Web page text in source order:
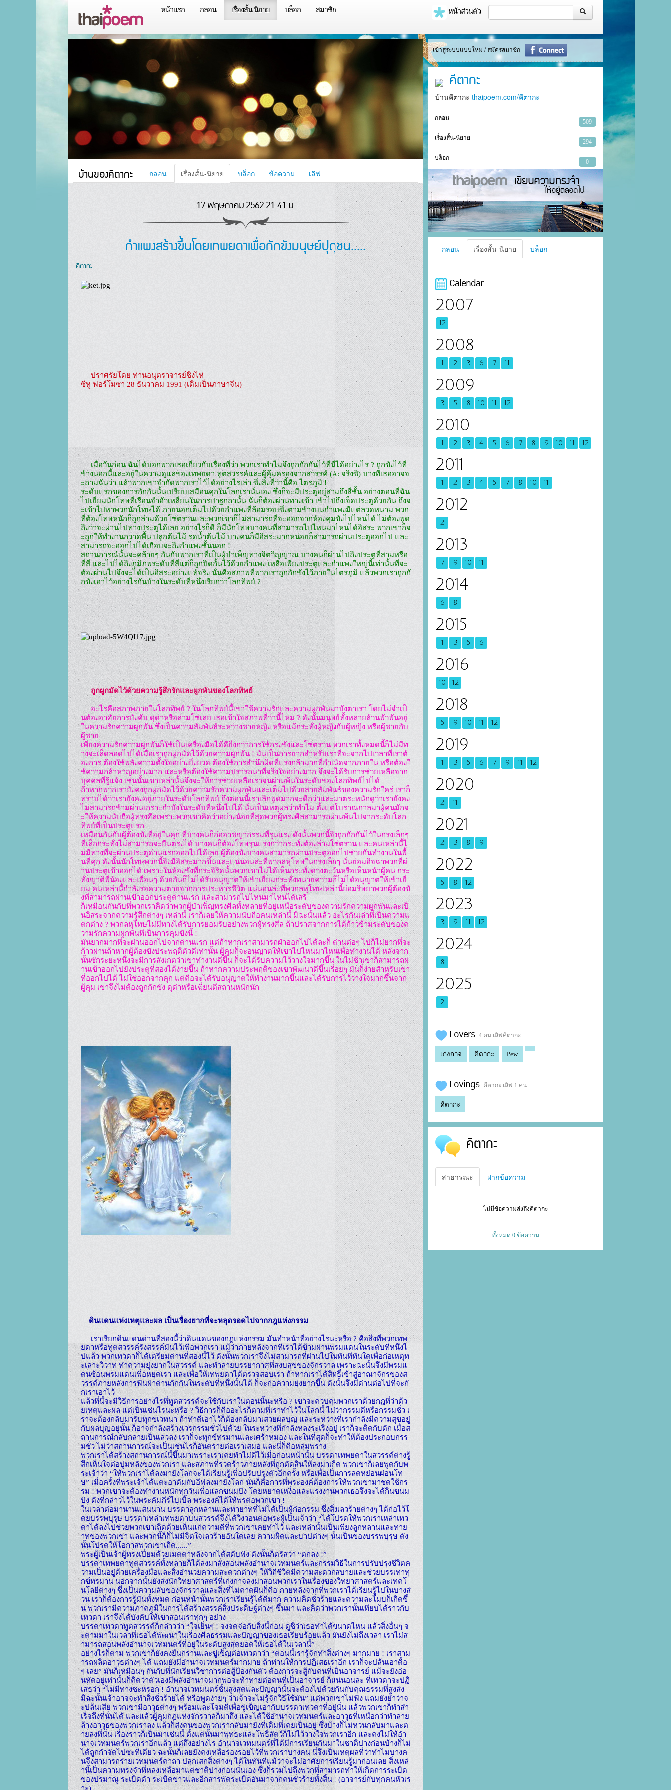
หน้าแรก กลอน เรื่องสั้น นิยาย บล็อก สมาชิก หน้าส่วนตัว
บ้านของคีตากะ กลอน เรื่องสั้น-นิยาย บล็อก ข้อความ เลิฟ
17 พฤษภาคม 2562 21:41 น.
กำแพงสร้างขึ้นโดยเทพยดาเพื่อกักขังมนุษย์ปุถุชน.....
คีตากะ
     ปราศรัยโดย ท่านอนุตราจารย์ชิงไห่
ซีหู ฟอร์โมซา 28 ธันวาคม 1991 (เดิมเป็นภาษาจีน)
     เมื่อวันก่อน ฉันได้บอกพวกเธอเกี่ยวกับเรื่องที่ว่า พวกเราทำไมจึงถูกกักกันไว้ที่นี่ได้อย่างไร ? ถูกขังไว้ที่
ข้างนอกนี้และอยู่ในความดูแลของเทพยดา ทูตสวรรค์และผู้คุ้มครองจากสวรรค์ (A: จริงซิ) บางทีเธออาจจ
ะถามฉันว่า แล้วพวกเขาจำกัดพวกเราไว้ได้อย่างไรเล่า ซึ่งสิ่งที่ว่านี้คือ ไตรภูมิ !
ระดับแรกของการกักกันนั้นเปรียบเสมือนคุกในโลกเรานั่นเอง ซึ่งก็จะมีประตูอยู่สามถึงสี่ชั้น อย่างตอนที่ฉัน
ไปเยี่ยมนักโทษที่เรือนจำฮัวเหลี่ยนในการปาฐกถานั้น ฉันก็ต้องผ่านทางเข้า เข้าไปถึงเจ็ดประตูด้วยกัน ถึงจ
ะเข้าไปหาพวกนักโทษได้ ภายนอกเต็มไปด้วยกำแพงที่ล้อมรอบซึ่งตามข้างบนกำแพงมีแต่ลวดหนาม พวก
ที่ต้องโทษหนักก็ถูกล่ามด้วยโซ่ตรวนและพวกเขาก็ไม่สามารถที่จะออกจากห้องคุมขังไปไหนได้ ไม่ต้องพูด
ถึงว่าจะผ่านไปทางประตูได้เลย อย่างไรก็ดี ก็มีนักโทษบางคนที่สามารถไปไหนมาไหนได้อิสระ พวกเขาก็จ
ะถูกให้ทำงานกวาดพื้น ปลูกต้นไม้ รดน้ำต้นไม้ บางคนก็มีอิสระมากหน่อยก็สามารถผ่านประตูออกไป และ
สามารถจะออกไปได้เกือบจะถึงกำแพงชั้นนอก !
สถานการณ์นั้นจะคล้ายๆ กันกับพวกเราที่เป็นผู้บำเพ็ญทางจิตวิญญาณ บางคนก็ผ่านไปถึงประตูที่สามหรือ
ที่สี่ และไปได้ถึงภูมิภพระดับที่สี่แต่ก็ถูกปิดกั้นไว้ด้วยกำแพง เหลือเพียงประตูและกำแพงใหญ่นี้เท่านั้นที่จะ
ต้องผ่านไปจึงจะได้เป็นอิสระอย่างแท้จริง นั่นคือสภาพที่พวกเราถูกกักขังไว้ภายในไตรภูมิ แล้วพวกเราถูกกั
     ถูกผูกมัดไว้ด้วยความรู้สึกรักและผูกพันของโลกทิพย์
     อะไรคือสภาพภายในโลกทิพย์ ? ในโลกทิพย์นี้เขาใช้ความรักและความผูกพันมาบังตาเรา โดยไม่จำเป็
นต้องอาศัยการบังคับ ดุด่าหรือล่ามโซ่เลย เธอเข้าใจสภาพที่ว่านี้ไหม ? ดังนั้นมนุษย์ทั้งหลายล้วนพัวพันอยู่
ในความรักความผูกพัน ซึ่งเป็นความสัมพันธ์ระหว่างชายหญิง หรือแม้กระทั่งผู้หญิงกับผู้หญิง หรือผู้ชายกับ
ผู้ชาย
เพียงความรักความผูกพันก็ใช้เป็นเครื่องมือได้ดียิ่งกว่าการใช้กรงขังและโซ่ตรวน พวกเราทั้งหมดนี้ก็ไม่มีท
างจะเล็ดลอดไปได้เมื่อเราถูกผูกมัดไว้ด้วยความผูกพัน ! มันเป็นการยากสำหรับเราที่จะจากไปเวลาที่เราต้
องการ ต้องใช้พลังความตั้งใจอย่างยิ่งยวด ต้องใช้การสำนึกผิดที่แรงกล้ามากที่กำเนิดจากภายใน หรือต้องใ
ช้ความกล้าหาญอย่างมาก และหรือต้องใช้ความปรารถนาที่จริงใจอย่างมาก จึงจะได้รับการช่วยเหลือจาก
บุคคลที่รู้แจ้ง เช่นนั้นเขาเหล่านั้นจึงจะให้การช่วยเหลือเราจนผ่านพ้นในระดับของโลกทิพย์ไปได้
ถ้าหากพวกเรายังคงถูกผูกมัดไว้ด้วยความรักความผูกพันและเต็มไปด้วยสายสัมพันธ์ของความรักใคร่ เราก็
ทราบได้ว่าเรายังคงอยู่ภายในระดับโลกทิพย์ ถึงตอนนี้เราเลิกพูดมากจะดีกว่าและมาตระหนักดูว่าเรายังคง
ไม่สามารถข้ามผ่านเกราะกำบังในระดับที่หนึ่งไปได้ นั่นเป็นเหตุผลว่าทำไม ตั้งแต่โบราณกาลมาผู้คนมักจ
ะให้ความนับถือผู้ทรงศีลเพราะพวกเขาคิดว่าอย่างน้อยที่สุดพวกผู้ทรงศีลสามารถผ่านพ้นไปจากระดับโลก
ทิพย์ที่เป็นประตูแรก
เหมือนกันกับผู้ต้องขังที่อยู่ในคุก ที่บางคนก็ก่ออาชญากรรมที่รุนแรง ดังนั้นพวกนี้จึงถูกกักกันไว้ในกรงเล็กๆ
ที่เล็กกระทั่งไม่สามารถจะยืนตรงได้ บางคนก็ต้องโทษรุนแรงกว่ากระทั่งต้องล่ามโซ่ตรวน และคนเหล่านี้ไ
ม่มีทางที่จะผ่านประตูด่านแรกออกไปได้เลย ผู้ต้องขังบางคนสามารถผ่านประตูออกไปช่วยกันทำงานในพื้
นที่คุก ดังนั้นนักโทษพวกนี้จึงมีอิสระมากขึ้นและแน่นอนล่ะที่พวกลหุโทษในกรงเล็กๆ นั่นย่อมอิจฉาพวกที่ผ่
านประตูเข้าออกได้ เพราะในห้องขังที่กระจิริดนั้นพวกเขาไม่ได้เห็นกระทั่งดวงตะวันหรือเห็นหน้าผู้คน กระ
ทั่งญาติพี่น้องและเพื่อนๆ ด้วยกันก็ไม่ได้รับอนุญาตให้เข้าเยี่ยมกระทั่งทนายความก็ไม่ได้อนุญาตให้เข้าเยี่
ยม คนเหล่านี้กำลังรอความตายจากการประหารชีวิต แน่นอนล่ะที่พวกลหุโทษเหล่านี้ย่อมริษยาพวกผู้ต้องขั
งที่สามารถผ่านเข้าออกประตูด่านแรก และสามารถไปไหนมาไหนได้เสรี
ก็เหมือนกันกับที่พวกเราคิดว่าพวกผู้บำเพ็ญทรงศีลทั้งหลายที่อยู่เหนือระดับของความรักความผูกพันและเป็
นอิสระจากความรู้สึกต่างๆ เหล่านี้ เราก็เลยให้ความนับถือคนเหล่านี้ มิฉะนั้นแล้ว อะไรกันเล่าที่เป็นความแ
ตกต่าง ? พวกลหุโทษไม่มีทางได้รับการยอมรับอย่างพวกผู้ทรงศีล ถ้าปราศจากการได้ก้าวข้ามระดับของค
วามรักความผูกพันทีเป็นการคุมขังนี้ !
มันยากมากที่จะผ่านออกไปจากด่านแรก แต่ถ้าหากเราสามารถฝ่าออกไปได้ละก็ ด่านต่อๆ ไปก็ไม่ยากที่จะ
ก้าวผ่านถ้าหากผู้ต้องขังประพฤติตัวดีเท่านั้น ผู้คุมก็จะอนุญาตให้เขาไปไหนมาไหนเพื่อทำงานได้ หลังจาก
นั้นซักระยะหนึ่งจะมีการสังเกตว่าเขาทำงานดีขึ้น ก็จะได้รับความไว้วางใจมากขึ้น ในไม่ช้าเขาก็สามารถผ่
านเข้าออกไปยังประตูที่สองได้ง่ายขึ้น ถ้าหากความประพฤติของเขาพัฒนาดีขึ้นเรื่อยๆ มันก็ง่ายสำหรับเขา
ที่ออกไปได้ ไม่ใช่ออกจากคุก แต่คือจะได้รับอนุญาตให้ทำงานมากขึ้นและได้รับการไว้วางใจมากขึ้นจาก
    ดินแดนแห่งเหตุและผล เป็นเรื่องยากที่จะหลุดรอดไปจากกฎแห่งกรรม
     เราเรียกดินแดนด่านที่สองนี้ว่าดินแดนของกฎแห่งกรรม มันทำหน้าที่อย่างไรนะหรือ ? คือสิ่งที่พวกเทพยดาหรือทูตสวรรค์รังสรรค์มันไว้เพื่อพวกเรา แม้ว่าภายหลังจากที่เราได้ข้ามผ่านพรมแดนในระดับที่หนึ่งไปแล้ว พวกเทวดาก็ได้เตรียมด่านที่สองนี้ไว้ ดังนั้นพวกเราจึงไม่สามารถที่ผ่านไปในทันทีทันใดเพื่อก่อเหตุทะเลาะวิวาท ทำความยุ่งยากในสวรรค์ และทำลายบรรยากาศที่สงบสุขของจักรวาล เพราะฉะนั้นจึงมีพรมแดนซ้อนพรมแดนเพื่อหยุดเรา และเพื่อให้เทพยดาได้ตรวจสอบเรา ถ้าหากเราได้สิทธิ์เข้าสู่อาณาจักรของสวรรค์ภายหลังการฟันฝ่าด่านกักกันในระดับที่หนึ่งนั้นได้ ก็จะก่อความยุ่งยากขึ้น ดังนั้นจึงมีด่านต่อไปที่จะกักเราเอาไว้
แล้วที่นี้จะมีวิธีการอย่างไรที่ทูตสวรรค์จะใช้กับเราในตอนนี้นะหรือ ? เขาจะควบคุมพวกเราด้วยกฎที่ว่าด้วยเหตุและผล แต่เป็นเช่นไรนะหรือ ? วิธีการก็คืออะไรก็ตามที่เราทำไว้ในโลกนี้ ไม่ว่ากรรมดีหรือกรรมชั่ว เราจะต้องกลับมารับทุกขเวทนา ถ้าทำดีเอาไว้ก็ต้องกลับมาเสวยผลบุญ และระหว่างที่เรากำลังมีความสุขอยู่กับผลบุญอยู่นั้น ก็อาจกำลังสร้างเวรกรรมชั่วไปด้วย ในระหว่างที่กำลังหลงระเริงอยู่ เราก็จะติดกับดัก เมื่อสถานการณ์กลับกลายเป็นเลวลง เราก็จะทุกข์ทรมานและเศร้าหมอง และในที่สุดก็จะทำให้ต้องประกอบกรรมชั่ว ไม่ว่าสถานการณ์จะเป็นเช่นไรก็อันตรายต่อเราเสมอ และนี่ก็คือหลุมพราง
พวกเราได้สร้างสถานการณ์นี้ขึ้นมาเพราะเราเคยทำไม่ดีไว้เมื่อก่อนหน้านั้น บรรดาเทพยดาในสวรรค์ต่างรู้สึกเห็นใจต่อปูมหลังของพวกเรา และสภาพที่รวดร้าวภายหลังที่ถูกตัดสินให้ลงมาเกิด พวกเขาก็เลยพูดกับพระเจ้าว่า “ให้พวกเราได้ลงมายังโลกจะได้เรียนรู้เพื่อปรับปรุงตัวอีกครั้ง หรือเพื่อเป็นการลดหย่อนผ่อนโทษ” เมื่อครั้งที่พระเจ้าได้แตะอาดัมกับอีฟลงมายังโลก นั่นก็คือการที่พระองค์ต้องการให้พวกเขามาชดใช้กรรม ! พวกเขาจะต้องทำงานหนักทุกวันเพื่อแลกขนมปัง โดยหยาดเหงื่อและแรงงานพวกเธอจึงจะได้กินขนมปัง ดังที่กล่าวไว้ในพระคัมภีร์ไบเบิ้ล พระองค์ได้ให้พรต่อพวกเขา !
ในเวลาต่อมานานแสนนาน บรรดาลูกหลานและทายาทที่ไม่ได้เป็นผู้ก่อกรรม ซึ่งสิ่งเลวร้ายต่างๆ ได้ก่อไว้โดยบรรพบุรุษ บรรดาเหล่าเทพยดาบนสวรรค์จึงได้วิงวอนต่อพระผู้เป็นเจ้าว่า “ได้โปรดให้พวกเราเหล่าเทวดาได้ลงไปช่วยพวกเขาเถิดด้วยเห็นแก่ความดีที่พวกเขาเคยทำไว้ และเหล่านั้นเป็นเพียงลูกหลานและทายาทของพวกเขา และพวกนี้ก็ก็ไม่มีจิตใจเลวร้ายอันใดเลย ความผิดและบาปต่างๆ นั้นเป็นของบรรพบุรุษ ดังนั้นโปรดให้โอกาสพวกเขาเถิด......”
พระผู้เป็นเจ้าผู้ทรงเปี่ยมด้วยเมตตาหลังจากได้สดับฟัง ดังนั้นก็ตรัสว่า “ตกลง !”
บรรดาเทพยดาทูตสวรรค์ทั้งหลายก็ได้ลงมาสั่งสอนพลังอำนาจเวทมนตร์และกรรมวิธีในการปรับปรุงชีวิตความเป็นอยู่ด้วยเครื่องมือและสิ่งอำนวยความสะดวกต่างๆ ให้วิถีชีวิตมีความสะดวกสบายและช่วยบรรเทาทุกข์ทรมาน นอกจากนั้นยังส่งนักวิทยาศาสตร์ที่เก่งกาจลงมาสอนพวกเราในเรื่องของวิทยาศาสตร์และเทคโนโลยีต่างๆ ซึ่งเป็นความลับของจักรวาลและสิ่งที่ไม่คาดฝันก็คือ ภายหลังจากที่พวกเราได้เรียนรู้ไปในบางส่วน เราก็ต้องการรู้มันทั้งหมด ก่อนหน้านั้นพวกเราเรียนรู้ได้ดีมาก ความคิดชั่วร้ายและความละโมบก็เกิดขึ้น พวกเรามีความภาคภูมิในการได้สร้างสรรค์สิ่งประดิษฐ์ต่างๆ ขึ้นมา และคิดว่าพวกเรานั้นเทียบได้ราวกับเทวดา เราจึงได้บังคับให้เขาสอนเราทุกๆ อย่าง
บรรดาเทวดาทูตสวรรค์ก็กล่าวว่า “ใจเย็นๆ ! จงจดจ่อกับสิ่งนี้ก่อน ดูซิว่าเธอทำได้ขนาดไหน แล้วสิ่งอื่นๆ จะตามมาในเวลาที่เธอได้พัฒนาในเรื่องศีลธรรมและปัญญาของเธอเรียบร้อยแล้ว มันยังไม่ถึงเวลา เราไม่สามารถสอนพลังอำนาจเวทมนตร์ที่อยู่ในระดับสูงสุดยอดให้เธอได้ในเวลานี้”
อย่างไรก็ตาม พวกเขาก็ยังคงยืนกรานและขู่เข็ญต่อเทวดาว่า “ตอนนี้เรารู้จักทำสิ่งต่างๆ มากมาย ! เราสามารถผลิตอาวุธต่างๆ ได้ แถมยังมีอำนาจเวทมนตร์มากมาย ถ้าท่านให้การปฏิเสธเราอีก เราก็จะปล้นเอาดื้อๆ เลย” มันก็เหมือนๆ กันกับที่นักเรียนวิชาการต่อสู้ป้องกันตัว ต้องการจะสู้กับคนที่เป็นอาจารย์ แม้จะยังอ่อนหัดอยู่เท่านั้นก็คิดว่าตัวเองมีพลังอำนาจมากพอจะท้าทายต่อคนที่เป็นอาจารย์ ก็แน่นอนละ ที่เทวดาจะปฏิเสธว่า “ไม่มีทางซะหรอก ! อำนาจเวทมนตร์ชั้นสูงสุดและปัญญานั้นจะต้องไปด้วยกันกับคุณธรรมที่สูงส่ง มิฉะนั้นเจ้าอาจจะทำสิ่งชั่วร้ายได้ หรือพูดง่ายๆ ว่าเจ้าจะไม่รู้จักวิธีใช้มัน” แต่พวกเขาไม่ฟัง แถมยังย้ำว่าจะปล้นเสีย พวกเขามีอาวุธต่างๆ พร้อมและโจมตีเพื่อขู่เข็ญเอากับบรรดาเทวดาที่อยู่นั่น แล้วพวกเขาก็ทำสำเร็จถึงที่นั่นได้ และแล้วผู้คุมกฎแห่งจักรวาลก็มาถึง และได้ใช้อำนาจเวทมนตร์และอาวุธที่เหนือกว่าทำลายล้างอาวุธของพวกเราลง แล้วก็ส่งคนของพวกเรากลับมายังที่เดิมที่เคยเป็นอยู่ ซึ่งบ้างก็ไม่หวนกลับมาและตายลงที่นั่น เรื่องราวก็เป็นมาเช่นนี้ ตั้งแต่นั้นมาพุทธะและโพธิสัตว์ก็ไม่ไว้วางใจพวกเราอีก และคงไม่ให้อำนาจเวทมนตร์พวกเราอีกแล้ว แต่ถึงอย่างไร อำนาจเวทมนตร์ที่ได้มีการเรียนกันมาในชาติปางก่อนบ้างก็ไม่ได้ถูกกำจัดไปซะทีเดียว ฉะนั้นก็เลยยังคงเหลือร่องรอยไว้ที่พวกเราบางคน นี่จึงเป็นเหตุผลที่ว่าทำไมบางคนจึงสามารถร่ายเวทมนตร์คาถา ปลุกเสกสิ่งต่างๆ ได้ในทันทีแม้ว่าจะไม่อาศัยการเรียนรู้มาก่อนเลย สิ่งเหล่านี้เป็นความทรงจำที่หลงเหลือมาแต่ชาติปางก่อนนั่นเอง ซึ่งก็รวมไปถึงพวกที่สามารถทำให้เกิดการระเบิดของปรมาณู ระเบิดดำ ระเบิดขาวและอีกสารพัดระเบิดอันมาจากคนชั่วร้ายทั้งสิ้น ! (อาจารย์กับทุกคนหัวเราะ)
ภายหลังการทำลายล้างอาวุธแห่งจักรวาลของพวกเราลง พวกเทวดาก็กักขังเราไว้ที่นี่ พวกเขาจัดการขังเราไว้อย่างไรน่ะหรือ ? พวกเขาไม่ได้ใช้โซ่ตรวนหรืออำนาจเวทมนตร์ธรรดาทั่วไป เนื่องจากสิ่งเหล่านี้พวกเราเรียนรู้มาหมดแล้ว เรารู้วิธีจู่โจมและหลบหนีอยู่แล้ว เพราะฉะนั้นพวกเทวดาจึงวางแผนการที่แยบยลเพื่อปราบความก้าวร้าวของพวกเราด้วยการมีความรู้สึกถึงความรักความผูกพันและผลแห่งกรรม พวกเขาได้สร้างระบบกฎแห่งกรรมขึ้นเพื่อที่เราจะได้เกิดและตายลง โดยไม่จำเป็นต้องเสียแรงทำอะไรเราเลยด้วยซ้ำ เหลือเชื่อจริงๆ ! ไม่ว่าเธอจะทำสิ่งดีหรือเลวร้าย เธอก็จะต้องกลับชาติมาเกิดรับผลของมันอยู่ดี นี่คือความอัศจรรย์ ! ตั้งแต่นั้นมาพวกเราก็ถูกผูกมัดไว้จนบัดนี้ ไม่สามารถหลุดพ้นไปไหนได้ ไม่ว่าเราจะเพียรพยายามซักแค่ไหน ก็ไม่สามารถขึ้นไปได้
มันเหมือนกับประตูใหญ่ของที่คุมขัง ที่เราจะต้องออกไปโดยผ่านมันออกไป การขุดอุโมงค์หรือความพยายามหลบหนีวิธีอื่นๆ นั้น ไม่ช้าไม่นานก็จะถูกจับกุมโดยตำรวจ ถ้าหากเธอถูกจับได้หนึ่งครั้ง โทษที่ได้รับก็จะเพิ่มขึ้นอีก และเธอก็ถูกกักขังหนาแน่นขึ้น นั่นคือเหตุผลที่ทำไมผู้คนที่บำเพ็ญให้ได้รับการหลุดพ้นและฝึกสมาธิด้วยตนเองจึงล้มเหลว พวกเขาพยายามที่จะขุดอุโมงค์หรือเจาะกำแพง ซึ่งเป็นการทำให้สภาพการณ์เลวร้ายลงไปอีก ที่เรารู้กันว่าการถูกเข้าสิงหรือถูกครอบงำ ฉะนั้นกฎแห่งกรรมนั้นคือโซ่ตรวนที่ล่ามหรือประตูที่กักขังเราไว้ที่นี่ นี่คือวิธีการของกฎแห่งกรรม มันถูกสร้างขึ้นโดยบรรดาเทพยดา มิฉะนั้นแล้วจะกักขังพวกเราไว้ที่นี่ได้อย่างไรกัน ?
ว๊าว ! พวกเราเคยมีอำนาจเวทมนตร์แบบที่เวลาเราจะไปไหนใช้เวลาแค่พริบตาก็ไปถึงดาวจูปีเตอร์ ถึงดาวอังคาร หรือไปยังดวงอาทิตย์ แสวงหาด้วยอาวุธยุทโธปกรณ์และอำนาจเวทมนตร์ที่เกรียงไกร ไม่มีใครจะมาหยุดยั้งเราได้ เรามีภูมิปัญญาที่ยิ่งใหญ่แต่เราเพียงได้ใช้มันไปในการทำสิ่งที่ชั่วร้าย แล้วมนุษย์ก็ยังคงอยู่ในความป่าเถื่อนและผิดศีลธรรม พวกเขาจะไม่ฟังคำสอนในเรื่องของศีลธรรมกัน !
บางทีบรรดาเทวดาบนสวรรค์คงคิดว่าพวกเรามีความเมตตากรุณาอย่างเขากระมัง ดังนั้นก็เลยไม่ได้ให้ความสนใจในเรื่องของศีลธรรมกัน พวกเขาไม่สั่งสอนผู้คนให้อยู่ในศีลห้าและให้รับการประทับจิตก่อนจะบำเพ็ญเพียรด้านสมาธิกัน พวกเขาเพียงแต่สอนผู้คนถึงวิธีการทำสมาธิ การกินเนื้อสัตว์นั้นไม่ได้รับการห้าม และเรื่องของศีลก็ไม่มีการยึดถือ ดังนั้นผู้คนจึงได้ไม่พัฒนาด้านศีลธรรมและคุณลักษณะในทางความเมตตากรุณา เพราะถ้าหากบุคคลที่ไร้ศีลธรรมได้ครอบครองฐานะตำแหน่งทางการเมืองหรือมีอำนาจหน้าที่ระดับสูงแล้วล่ะก็จะยิ่งเป็นอันตรายต่อประชาชน
ในอดีตกาล พวกทูตสวรรค์ได้กระทำผิดพลาดไปโดยการละเลยต่อการพัฒนาศีลธรรมจรรยาของพวกเรา และได้เล็งเห็นแต่เรื่องการเอาใจใส่ไปในทางวัตถุแต่เพียงอย่างเดียว พวกเขาเห็นว่ามนุษย์มีความเป็นอยู่ที่ทุกข์ทนทรมานกับน้ำตาไหลรินและกับหยาดเหงื่อที่ตรากตรำตลอดวันแต่ก็ยังมีไม่พอจะกิน ไม่ต้องพูดถึงเรื่องการใช้ปุ๋ยในการเพาะปลูกเลย และยังคงไร้เดียงสาต่อสรรพสิ่งที่มีวิวัฒนาการ พวกเขาได้ผลตอบแทนที่เล็กน้อยมากไม่ว่าจะทำอะไร เพราะว่าพระผู้เป็นเจ้าได้พิพากษาไว้ว่า “ด้วยหยาดเหงื่อและแรงงานของเจ้า เจ้าจึงจะได้กินขนมปัง” พระองค์ไม่ได้กล่าวว่าเจ้าจะต้องกักตุนอะไรและเก็บมันไว้ในธนาคาร พระองค์เพียงแต่กล่าวว่า “จงกินเท่าที่จะอยู่รอด” อย่างไรก็ดียังไม่ใช่เรื่องของธนาคารอีกนั่นแหล่ะ ! พระองค์ไม่ได้คิดถึงเรื่องการกักตุนเลย พระองค์กล่าวว่ามันเป็นการดีอยู่ถ้าหากเรามีพอใช้จ่าย พระเจ้าทรงซื่อตรงและสะอาดอย่างแท้จริง พระองค์ไม่เคยสอนอะไรที่เกี่ยวข้องกับธนาคารหรือการกู้ยืม (อาจารย์หัวเราะ) ดังเช่นระบบซึ่งไม่เคยมีอยู่แต่ไรมา
ดังนั้นพอพวกทูตสวรรค์ได้มาเห็นมนุษย์อยู่ในสภาพทุกข์ยากแสนสาหัส ก็เลยให้ความสนใจไปทางที่เกี่ยวกับวัตถุและลืมเรื่องของศีลธรรมจรรยาที่มีความสำคัญยิ่งไปกว่า เพราะถ้าหากผู้คนทำผิดศีลธรรมก็จะมีแต่ความเสื่อมทราม ถ้ามีแต่การให้สิ่งต่างๆ แต่ในทางวัตถุ พวกเขาไม่เพียงแต่จะยึดถือ กอบโกยเพื่อความมั่งคั่งของตนเอง หรือไม่แบ่งปันให้กับผู้คนอื่นๆ เท่านั้น เมื่อใดที่เขามีพลังอำนาจและความมั่งคั่ง เขาก็จะใช้มันไปในทางสิ่งที่เลวร้ายต่างๆ ได้
ถ้าเธอได้ดูโทรทัศน์ อ่านหนังสือพิมพ์หรือหนังสื่อต่างๆ เธออาจจะพบว่าประวัติศาสตร์ของพวกเรานั้นเต็มไปด้วยเจ้าหน้าที่ขุนนางระดับสูงที่ทุจริต พวกนี้จะหาประโยชน์เอาจากประชาชนและปล้นชิงเอาทรัพย์สินของประชาชน ยิ่งอยู่ในตำแหน่งสูงเท่าไรก็ยิ่งกลายเป็นความเลวร้ายมากเท่านั้น ผลสุดท้ายรัฐบาลทั้งหมดก็พังทลาย ถ้าหากว่าคนชั่วเหล่านั้นไม่ใช่เจ้าหน้าที่ขุนนางระดับสูง หากแต่เป็นชาวนาที่ยากจนแทน คนเหล่านี้ก็ไม่มีโอกาสที่จะทำอันตรายอะไรได้มากนัก อย่างมากก็ทำได้แค่คดโกงพื้นที่นาของเพื่อนบ้านหรือหาเงินได้มากขึ้นจากผู้คนโดยการทำธุรกิจติดสินบน ตั้งแต่ระดับที่เป็นเจ้าหน้าที่ขึ้นไปก็สามารถคดโกงประชาชนได้มากมาย ยิ่งอยู่ในตำแหน่งสูงเท่าไรก็ยิ่งข่มขู่ประชาชนได้มากเท่านั้น ฉะนั้นจึงเป็นอันตรายอย่างยิ่งที่จะมีเจ้าหน้าที่ระดับสูงที่ไร้ศีลธรรมจรรยา
ก็คล้ายๆ กับการที่ไม่มีใครสั่งสอนบรรพบุรุษของเราในเรื่องที่เกี่ยวกับจริยธรรม พวกเทวดาเป็นผู้ที่เต็มไปด้วยความเมตตากรุณาและเป็นผู้ที่มีคุณธรรมอยู่ในตนเอง ดังนั้นพวกเขาจึงไม่เคยคิดว่าพวกเราจะไร้ศีลธรรมจรรยา และนี่ก็น่าจะเป็นเหตุผลที่พระเจ้าตัดสินให้พวกเราลงมารับโทษบนโลกนี้ การขาดแคลนศีลธรรมเป็นเหตุผลที่ชัดเจนแน่นอน ไม่เช่นนั้น เราก็น่าที่จะมีสิทธิ์สมควรที่จะอยู่บนสวรรค์ได้ ! เรามาที่นี่ก็เพราะคุณสมบัติที่บกพร่องของเรา เหมือนกับเด็กนักเรียนที่ต้องเรียนซ้ำชั้นอีกหนึ่งปีนั่นเอง เมื่อเห็นว่าพวกเราขาดแคลนสิ่งของทางวัตถุ พวกเทวดาก็เกิดความรู้สึกสงสารเห็นใจพวกเราและรีบให้ความช่วยเหลือต่อพวกเรา เหมือนกันกับตอนที่เราไปช่วยผู้ประสบภัยพิบัติต่างๆ ตอนที่เราไปช่วยเหลือผู้ประสบภัยในฟิลิปปินส์ เราก็ให้ความช่วยเหลือเจือจานทางด้านวัตถุก่อนอื่น เพราะเราเป็นห่วงว่าพวกเขาอาจจะอดอยาก ดังนั้นเมื่อเราไปที่ฟิลิปปินส์ เอาแลค หรือว่าจีนแผ่นดินใหญ่ เพื่อผ่อนคลายสถานการณ์ภัยพิบัติที่เกิดขึ้น เราจะไม่ค่อยพูดถึงสิ่งอื่น เราจะย้ำกับพวกเขาแต่เพียงว่า “ความช่วยเหลือที่พวกเราจัดหาให้ทางด้านวัตถุนั้นอยู่ได้เพียงชั่วคราวเท่านั้น อย่างน้อยที่สุดก็ช่วยดูแลทางด้านจิตวิญญาณของพวกเขาและสอนให้พวกเขาสวดอธิษฐานภายในถึงพระเจ้าให้ท่านช่วย เพื่อให้พวกเขาสามารถที่จะหลุดพ้นจากความทุกข์ทรมานได้ตลอดกาล และหลังจากนั้นจึงค่อยแนะนำให้พวกเขาเป็นคน
เข้าสู่ระบบแบบใหม่ / สมัครสมาชิก
คีตากะ
บ้านคีตากะ thaipoem.com/คีตากะ
กลอน
509
เรื่องสั้น-นิยาย
294
บล็อก
0
กลอน เรื่องสั้น-นิยาย บล็อก
Calendar
2007
12
2008
1 2 3 6 7 11
2009
3 5 8 10 11 12
2010
1 2 3 4 5 6 7 8 9 10 11 12
2011
1 2 3 4 5 7 8 10 11
2012
2
2013
7 9 10 11
2014
6 8
2015
1 3 5 6
2016
10 12
2018
5 9 10 11 12
2019
1 3 5 6 7 9 11 12
2020
2 11
2021
2 3 8 9
2022
5 8 12
2023
3 9 11 12
2024
8
2025
2
Lovers 4 คน เลิฟคีตากะ
เก่งกาจ คีตากะ Pew
Lovings คีตากะ เลิฟ 1 คน
คีตากะ
คีตากะ
สาธารณะ ฝากข้อความ
ไม่มีข้อความส่งถึงคีตากะ
ทั้งหมด 0 ข้อความ